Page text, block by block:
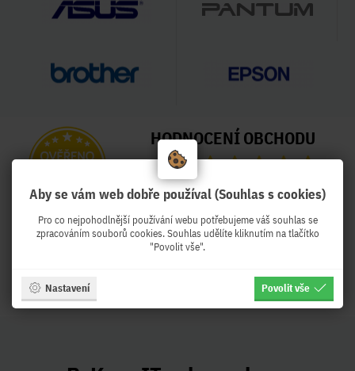
HODNOCENÍ OBCHODU
99 %
Obchod Pekro.cz hodnotilo 3995
zákazníků
Naposled přidané hodnocení:
Před týdnem
Aby se vám web dobře používal (Souhlas s cookies)
Pro co nejpohodlnější používání webu potřebujeme váš souhlas se
zpracováním souborů cookies. Souhlas udělíte kliknutím na tlačítko
"Povolit vše".
Nastavení Povolit vše